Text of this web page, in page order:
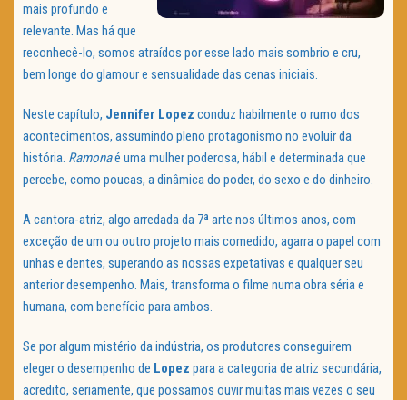
mais profundo e
relevante. Mas há que
reconhecê-lo, somos atraídos por esse lado mais sombrio e cru,
bem longe do glamour e sensualidade das cenas iniciais.
Neste capítulo, Jennifer Lopez conduz habilmente o rumo dos
acontecimentos, assumindo pleno protagonismo no evoluir da
história. Ramonaé uma mulher poderosa, hábil e determinada que
percebe, como poucas, a dinâmica do poder, do sexo e do dinheiro.
A cantora-atriz, algo arredada da 7ª arte nos últimos anos, com
exceção de um ou outro projeto mais comedido, agarra o papel com
unhas e dentes, superando as nossas expetativas e qualquer seu
anterior desempenho. Mais, transforma o filme numa obra séria e
humana, com benefício para ambos.
Se por algum mistério da indústria, os produtores conseguirem
eleger o desempenho de Lopez para a categoria de atriz secundária,
acredito, seriamente, que possamos ouvir muitas mais vezes o seu